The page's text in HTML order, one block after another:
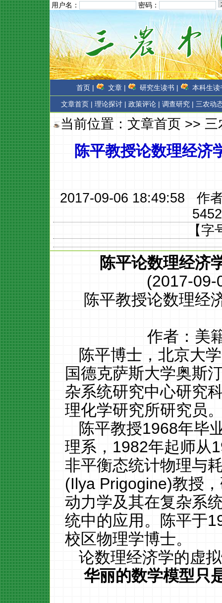
用户名： 密码：
首页 | 文章 | 研究生读书 | 本科生读
文章首页 | 理论探讨 | 政策评论 | 调查研究 | 三农动
当前位置：文章首页>>三
陈平教授论数理经济
2017-09-06 18:49:58 作
5452
【字
陈平论数理经济
(2017-09-
陈平教授论数理经
作者：美
陈平博士，北京大
国德克萨斯大学奥斯
杂系统研究中心研究
理化学研究所研究员
陈平教授1968年毕
理系，1982年起师从
非平衡态统计物理与
(Ilya Prigogine)教授
动力学及其在复杂系
统中的应用。陈平于
校区物理学博士。
论数理经济学的虚
华丽的数学模型只